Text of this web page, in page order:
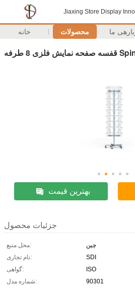
Jiaxing Store Display
خانه محصولات ما
بهترین قیمت
جزئیات محصول
محل منبع:
چین
نام تجاری:
SDI
گواهی:
ISO
شماره مدل:
90301